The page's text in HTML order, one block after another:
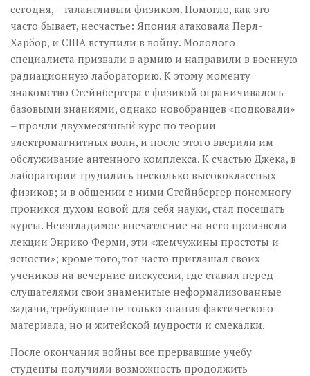
сегодня, – талантливым физиком. Помогло, как это
часто бывает, несчастье: Япония атаковала Перл-
Харбор, и США вступили в войну. Молодого
специалиста призвали в армию и направили в военную
радиационную лабораторию. К этому моменту
знакомство Стейнбергера с физикой ограничивалось
базовыми знаниями, однако новобранцев «подковали»
– прочли двухмесячный курс по теории
электромагнитных волн, и после этого вверили им
обслуживание антенного комплекса. К счастью Джека, в
лаборатории трудились несколько высококлассных
физиков; и в общении с ними Стейнбергер понемногу
проникся духом новой для себя науки, стал посещать
курсы. Неизгладимое впечатление на него произвели
лекции Энрико Ферми, эти «жемчужины простоты и
ясности»; кроме того, тот часто приглашал своих
учеников на вечерние дискуссии, где ставил перед
слушателями свои знаменитые неформализованные
задачи, требующие не только знания фактического
материала, но и житейской мудрости и смекалки.
После окончания войны все прервавшие учебу
студенты получили возможность продолжить